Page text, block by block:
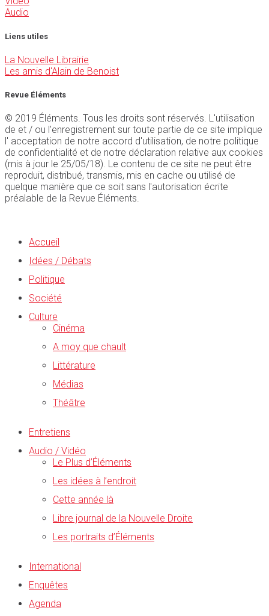
Audio
Liens utiles
La Nouvelle Librairie
Les amis d'Alain de Benoist
Revue Éléments
© 2019 Éléments. Tous les droits sont réservés. L'utilisation
de et / ou l'enregistrement sur toute partie de ce site implique
l' acceptation de notre accord d'utilisation, de notre politique
de confidentialité et de notre déclaration relative aux cookies
(mis à jour le 25/05/18). Le contenu de ce site ne peut être
reproduit, distribué, transmis, mis en cache ou utilisé de
quelque manière que ce soit sans l'autorisation écrite
préalable de la Revue Éléments.
Accueil
Idées / Débats
Politique
Société
Culture
Cinéma
A moy que chault
Littérature
Médias
Théâtre
Entretiens
Audio / Vidéo
Le Plus d’Éléments
Les idées à l’endroit
Cette année là
Libre journal de la Nouvelle Droite
Les portraits d’Éléments
International
Enquêtes
Agenda